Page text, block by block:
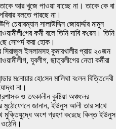
আর খুজে পাওয়া যাচ্ছে না। তাকে কে বা
বলতে পারছে না।
সালাউ‌দ্দিন জোয়ার্দ্দার মামুন
কর্মী বলে তি‌নি দা‌বি ক‌রেন। তি‌নি
সোপর্দ করা হোক।
ইসলামসহ কুমারখালীর প্রায় ২০জন
যুবলীগ, ছাত্রলীগের নেতা কর্মীরা
ম‌নোয়ার হো‌সেন মা‌লিথা ব‌লেন বিত্তি‌দেবী
না।
ও তৎকা‌লীন কুষ্টিয়া অঞ্চ‌লের
মু‌ঠো‌ফো‌নে জানান, ইউনুস আলী তার সা‌থে
মুক্তিযুদ্ধে অংশ গ্রহণ ক‌রে‌ছে কিন্ত ইউনুস